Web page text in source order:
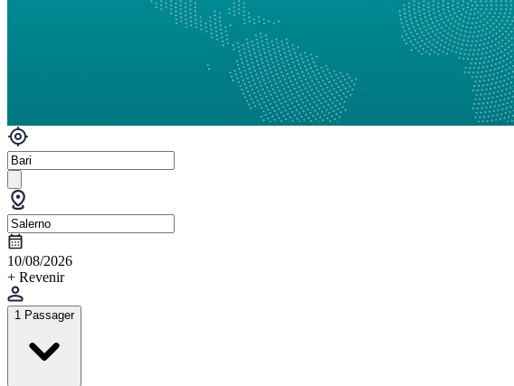
10/08/2026
+ Revenir
1 Passager